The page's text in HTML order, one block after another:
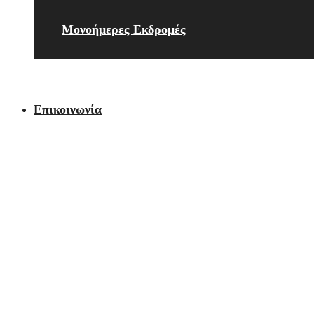
Μονοήμερες Εκδρομές
Επικοινωνία